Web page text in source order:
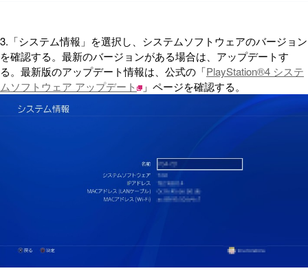
3.「システム情報」を選択し、システムソフトウェアのバージョン
を確認する。最新のバージョンがある場合は、アップデートす
る。最新版のアップデート情報は、公式の「PlayStation®4 システ
ムソフトウェア アップデート
」ページを確認する。